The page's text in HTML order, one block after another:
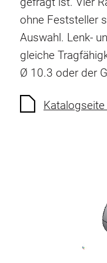
Rollenelemente
Kabelkanäle
Pneumatik
Dynamische
ohne Feststeller
Auswahl. Lenk-
gleiche
Ø 10.3 oder der
Katalogseite